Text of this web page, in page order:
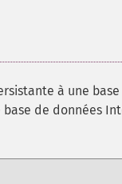
à une
de données